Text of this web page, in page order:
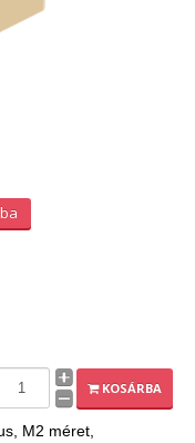
KOSÁRBA
M2 méret,